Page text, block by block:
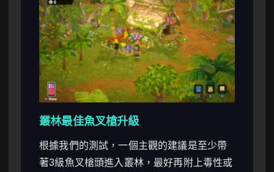
叢林最佳魚叉槍升級
根據我們的測試，一個主觀的建議是至少帶
著3級魚叉槍頭進入叢林，最好再附上毒性或